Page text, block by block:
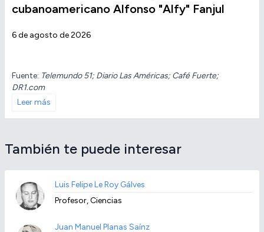
cubanoamericano Alfonso "Alfy" Fanjul
6 de agosto de 2026
Fuente: Telemundo 51; Diario Las Américas; Café Fuerte;
DR1.com
Leer más
También te puede interesar
Luis Felipe Le Roy Gálves
Profesor, Ciencias
Juan Manuel Planas Saínz